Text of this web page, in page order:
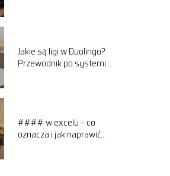
Jakie są ligi w Duolingo?
Przewodnik po systemie
#### w excelu – co
oznacza i jak naprawić